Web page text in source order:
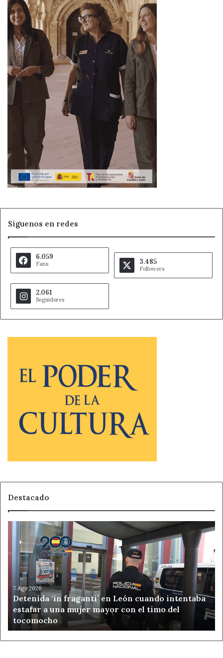
euros.
En cuanto a la I+D+i, aparte de los apoyos de la
Administración, constituye uno de los objetivos fijados en
el marco de la Macrorregión RESOE que Castilla y
León comparte con Galicia, Asturias, Cantabria y las
regiones Norte y Centro de Portugal.
Por último, en el ámbito de la Internacionalización, el
presidente ha destacado que el mercado exterior sigue
siendo crucial para el sector del automóvil, que supone
casi el 42 % de las exportaciones totales de la Comunidad,
con un total de 7.200 millones de euros.
Ahora León Castilla y León
Herrera León Noticias de León
Síguenos en redes
6.059
Fans 3.485
Followers
2.061
Seguidores
Destacado
Detenida
‘in
fraganti’
en
León
cuando
intentaba
estafar
una
mujer
mayor
7 Ago 2026
Detenida ‘in fraganti’ en León cuando intentaba
estafar a una mujer mayor con el timo del
tocomocho